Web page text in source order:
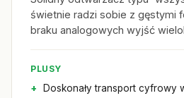
świetnie radzi sobie z gęstymi
braku analogowych wyjść
PLUSY
Doskonały transport cyfrowy